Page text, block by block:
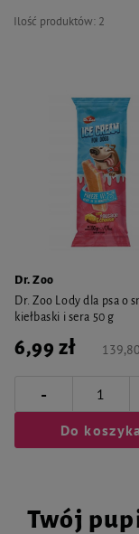
Ilość produktów: 2
Dr. Zoo
Dr. Zoo Lody dla psa o
kiełbaski i sera 50 g
6,99 zł
-
Do koszyka
Twój